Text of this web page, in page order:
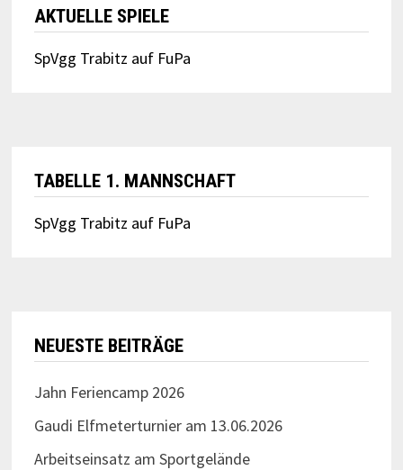
AKTUELLE SPIELE
SpVgg Trabitz auf FuPa
TABELLE 1. MANNSCHAFT
SpVgg Trabitz auf FuPa
NEUESTE BEITRÄGE
Jahn Feriencamp 2026
Gaudi Elfmeterturnier am 13.06.2026
Arbeitseinsatz am Sportgelände